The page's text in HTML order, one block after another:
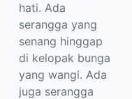
hati. Ada
serangga yang
senang hinggap
di kelopak bunga
yang wangi. Ada
juga serangga